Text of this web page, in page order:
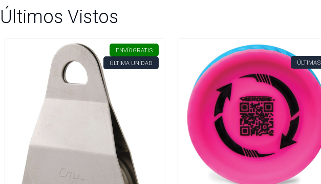
Últimos Vistos
ENVÍOGRATIS
ÚLTIMA UNIDAD
ÚLTIMAS